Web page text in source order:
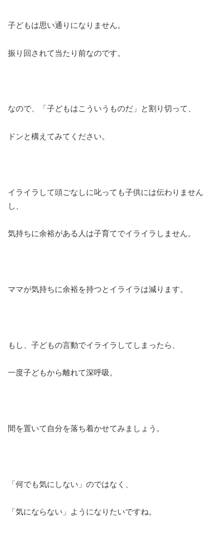
子どもは思い通りになりません。
振り回されて当たり前なのです。
なので、「子どもはこういうものだ」と割り切って、
ドンと構えてみてください。
イライラして頭ごなしに叱っても子供には伝わりません
し、
気持ちに余裕がある人は子育てでイライラしません。
ママが気持ちに余裕を持つとイライラは減ります。
もし、子どもの言動でイライラしてしまったら、
一度子どもから離れて深呼吸。
間を置いて自分を落ち着かせてみましょう。
「何でも気にしない」のではなく、
「気にならない」ようになりたいですね。